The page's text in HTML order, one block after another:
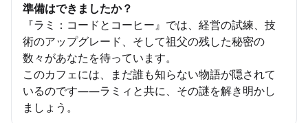
準備はできましたか？
『ラミ：コードとコーヒー』では、経営の試練、技
術のアップグレード、そして祖父の残した秘密の
数々があなたを待っています。
このカフェには、まだ誰も知らない物語が隠されて
いるのです――ラミィと共に、その謎を解き明かし
ましょう。